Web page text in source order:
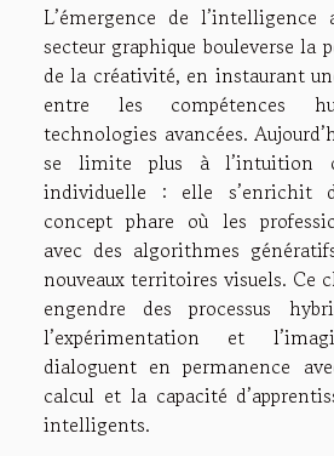
L’émergence de
secteur graphique bouleverse la
de la créativité, en instaurant
entre les compétences
technologies avancées.
se limite plus à l’intuition
individuelle : elle s’enrichit
concept phare où les
avec des algorithmes
nouveaux territoires visuels. Ce
engendre des processus
l’expérimentation et
dialoguent en permanence
calcul et la capacité
intelligents.